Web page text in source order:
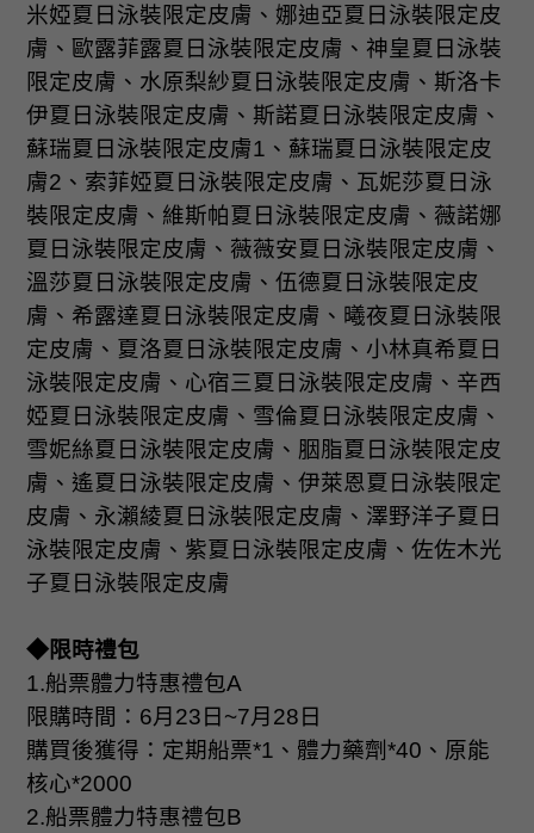
米婭夏日泳裝限定皮膚、娜迪亞夏日泳裝限定皮
膚、歐露菲露夏日泳裝限定皮膚、神皇夏日泳裝
限定皮膚、水原梨紗夏日泳裝限定皮膚、斯洛卡
伊夏日泳裝限定皮膚、斯諾夏日泳裝限定皮膚、
蘇瑞夏日泳裝限定皮膚1 、蘇瑞夏日泳裝限定皮
膚2 、索菲婭夏日泳裝限定皮膚、瓦妮莎夏日泳
裝限定皮膚、維斯帕夏日泳裝限定皮膚、薇諾娜
夏日泳裝限定皮膚、薇薇安夏日泳裝限定皮膚、
溫莎夏日泳裝限定皮膚、伍德夏日泳裝限定皮
膚、希露達夏日泳裝限定皮膚、曦夜夏日泳裝限
定皮膚、夏洛夏日泳裝限定皮膚、小林真希夏日
泳裝限定皮膚、心宿三夏日泳裝限定皮膚、辛西
婭夏日泳裝限定皮膚、雪倫夏日泳裝限定皮膚、
雪妮絲夏日泳裝限定皮膚、胭脂夏日泳裝限定皮
膚、遙夏日泳裝限定皮膚、伊萊恩夏日泳裝限定
皮膚、永瀨綾夏日泳裝限定皮膚、澤野洋子夏日
泳裝限定皮膚、紫夏日泳裝限定皮膚、佐佐木光
子夏日泳裝限定皮膚
◆限時禮包
1.船票體力特惠禮包A
限購時間： 6月 23 日 ~7月 28 日
購買後獲得：定期船票*1 、體力藥劑*40 、原能
核心*2000
2.船票體力特惠禮包B